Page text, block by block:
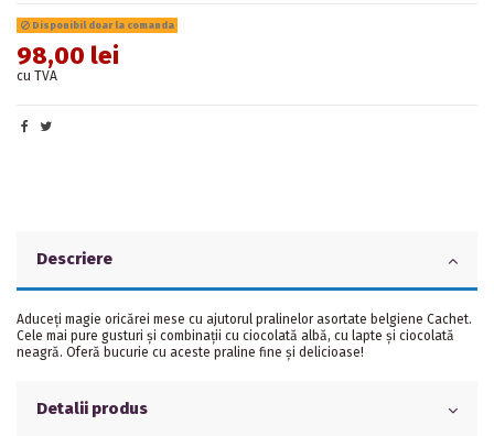
Disponibil doar la comanda
98,00 lei
cu TVA
Descriere
Aduceți magie oricărei mese cu ajutorul pralinelor asortate belgiene Cachet.
Cele mai pure gusturi și combinații cu ciocolată albă, cu lapte și ciocolată
neagră. Oferă bucurie cu aceste praline fine și delicioase!
Detalii produs